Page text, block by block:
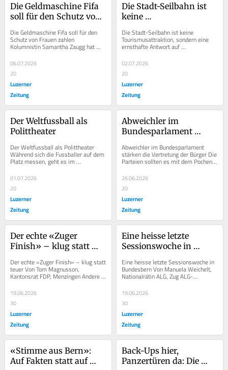
Die Geldmaschine Fifa
soll für den Schutz von
Die Geldmaschine Fifa soll für den
Schutz von Frauen zahlen
Kolumnistin Samantha Zaugg hat
eine verwegene Idee. Aber, fragt sie:
Wann, wenn nicht...
06.07.2026
20
Luzerner
Zeitung
Die Stadt-Seilbahn ist
keine
sondern eine ernsthafte
Antwort auf
Zukunft
Die Stadt-Seilbahn ist keine
Tourismusattraktion, sondern eine
ernsthafte Antwort auf
Dieter Geissbühler* Der...
02.07.2026
20
Luzerner
Zeitung
Der Weltfussball als
Polittheater
Der Weltfussball als Polittheater
Während sich die Fussballer auf dem
Platz messen, geht es im
Hintergrund um knallharte
geopolitische Interessen....
01.07.2026
20
Luzerner
Zeitung
Abweichler im
Bundesparlament
der Bürger
Abweichler im Bundesparlament
stärken die Vertretung der Bürger Die
Parteien sollten es mit dem Pochen
und...
26.06.2026
20
Luzerner
Zeitung
Der echte «Zuger
Finish» – klug statt
Der echte «Zuger Finish» – klug statt
teuer Von Tom Magnusson,
Kantonsrat FDP, Menzingen Andere
Kantone kämpfen mit knappen
Kassen, Zug mit dem...
19.06.2026
30
Luzerner
Zeitung
Eine heisse letzte
Sessionswoche in
Eine heisse letzte Sessionswoche in
Bundesbern Von Manuela Weichelt,
Nationalrätin ALG, Zug ALG-
Nationalrätin Manuela Weichelt über
ihre Woche im...
19.06.2026
30
Luzerner
Zeitung
«Stimme aus Bern»:
Auf Fakten statt auf
Back-Ups hier,
Panzertüren da: Die